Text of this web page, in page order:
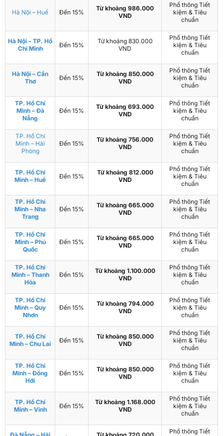
Hà Nội – Huế Đến 15%
Từ khoảng 986.000
VND
Phổ thông Tiết
kiệm & Tiêu
chuẩn
Hà Nội – TP. Hồ
Chí Minh
Đến 15%
Từ khoảng 830.000
VND
Phổ thông Tiết
kiệm & Tiêu
chuẩn
Hà Nội – Cần
Thơ
Đến 15%
Từ khoảng 850.000
VND
Phổ thông Tiết
kiệm & Tiêu
chuẩn
TP. Hồ Chí
Minh – Đà
Nẵng
Đến 15%
Từ khoảng 693.000
VND
Phổ thông Tiết
kiệm & Tiêu
chuẩn
TP. Hồ Chí
Minh – Hải
Phòng
Đến 15%
Từ khoảng 756.000
VND
Phổ thông Tiết
kiệm & Tiêu
chuẩn
TP. Hồ Chí
Minh – Huế
Đến 15%
Từ khoảng 812.000
VND
Phổ thông Tiết
kiệm & Tiêu
chuẩn
TP. Hồ Chí
Minh – Nha
Trang
Đến 15%
Từ khoảng 665.000
VND
Phổ thông Tiết
kiệm & Tiêu
chuẩn
TP. Hồ Chí
Minh – Phú
Quốc
Đến 15%
Từ khoảng 665.000
VND
Phổ thông Tiết
kiệm & Tiêu
chuẩn
TP. Hồ Chí
Minh – Thanh
Hóa
Đến 15%
Từ khoảng 1.100.000
VND
Phổ thông Tiết
kiệm & Tiêu
chuẩn
TP. Hồ Chí
Minh – Quy
Nhơn
Đến 15%
Từ khoảng 794.000
VND
Phổ thông Tiết
kiệm & Tiêu
chuẩn
TP. Hồ Chí
Minh – Chu Lai
Đến 15%
Từ khoảng 850.000
VND
Phổ thông Tiết
kiệm & Tiêu
chuẩn
TP. Hồ Chí
Minh – Đồng
Hới
Đến 15%
Từ khoảng 850.000
VND
Phổ thông Tiết
kiệm & Tiêu
chuẩn
TP. Hồ Chí
Minh – Vinh
Đến 15%
Từ khoảng 1.168.000
VND
Phổ thông Tiết
kiệm & Tiêu
chuẩn
Phổ thông Tiết